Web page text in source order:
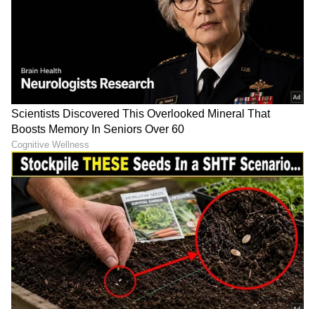
ABOUT THE AUTHOR
SH Sushma Hegde
ಸುವರ್ಣ ನ್ಯೂಸ್ ಸುದ್ದಿ ಮಾಧ್ಯಮದ ಡಿಜಿಟಲ್ ವಿಭಾಗದಲ್ಲಿ ಕಳೆದ
ಮೂರು ವರ್ಷಗಳಿಂದ ಕೆಲಸ ಮಾಡುತ್ತಿದ್ದೇನೆ. ದೃಶ್ಯ ಮಾಧ್ಯಮ,